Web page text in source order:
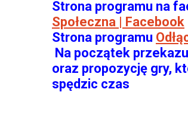
Strona programu na
Społeczna | Facebook
Strona programu
Na początek
oraz propozycję gry,
spędzic czas